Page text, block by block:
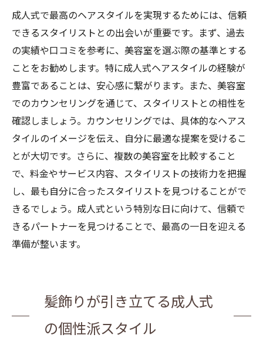
成人式で最高のヘアスタイルを実現するためには、信頼
できるスタイリストとの出会いが重要です。まず、過去
の実績や口コミを参考に、美容室を選ぶ際の基準とする
ことをお勧めします。特に成人式ヘアスタイルの経験が
豊富であることは、安心感に繋がります。また、美容室
でのカウンセリングを通じて、スタイリストとの相性を
確認しましょう。カウンセリングでは、具体的なヘアス
タイルのイメージを伝え、自分に最適な提案を受けるこ
とが大切です。さらに、複数の美容室を比較すること
で、料金やサービス内容、スタイリストの技術力を把握
し、最も自分に合ったスタイリストを見つけることがで
きるでしょう。成人式という特別な日に向けて、信頼で
きるパートナーを見つけることで、最高の一日を迎える
準備が整います。
髪飾りが引き立てる成人式
の個性派スタイル